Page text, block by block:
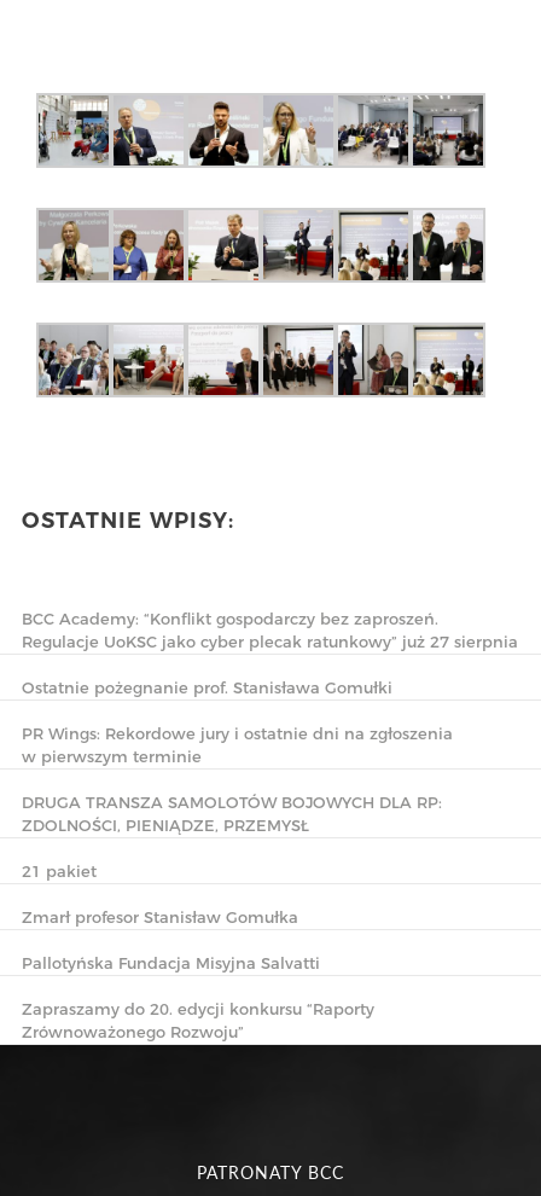
OSTATNIE WPISY:
BCC Academy: “Konflikt gospodarczy bez zaproszeń.
Regulacje UoKSC jako cyber plecak ratunkowy” już 27 sierpnia
Ostatnie pożegnanie prof. Stanisława Gomułki
PR Wings: Rekordowe jury i ostatnie dni na zgłoszenia
w pierwszym terminie
DRUGA TRANSZA SAMOLOTÓW BOJOWYCH DLA RP:
ZDOLNOŚCI, PIENIĄDZE, PRZEMYSŁ
21 pakiet
Zmarł profesor Stanisław Gomułka
Pallotyńska Fundacja Misyjna Salvatti
Zapraszamy do 20. edycji konkursu “Raporty
Zrównoważonego Rozwoju”
PATRONATY BCC